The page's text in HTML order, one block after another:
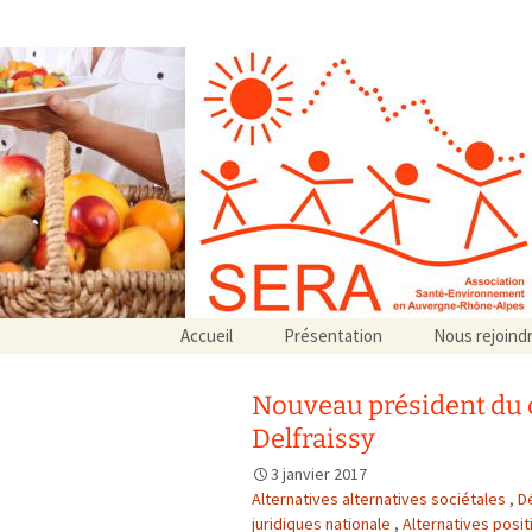
Aller
au
Accueil Présentation
Associations partenaires
Associations adhérentes
Nous
Nouveau président du
Delfraissy
3 janvier 2017
Alternatives alternatives sociétales ,
juridiques nationale , Alternatives